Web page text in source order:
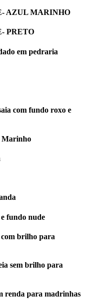
AZUL MARINHO
PRETO
em pedraria
com fundo roxo e
Marinho
fundo nude
com brilho para
sem brilho para
renda para madrinhas